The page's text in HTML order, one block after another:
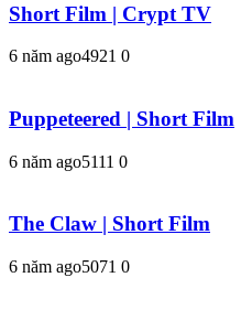
Short Film | Crypt TV
6 năm ago4921 0
Puppeteered | Short Film
6 năm ago5111 0
The Claw | Short Film
6 năm ago5071 0